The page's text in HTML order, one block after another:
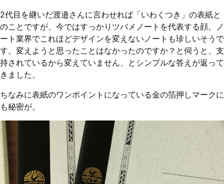
2代目を継いだ渡邉さんに言わせれば「いわくつき」の表紙と
のことですが、今ではすっかりツバメノートを代表する顔。ノ
ート業界でこれほどデザインを変えないノートも珍しいそうで
す。変えようと思ったことはなかったのですか？と伺うと、支
持されているから変えていません、とシンプルな答えが返って
きました。
ちなみに表紙のワンポイントになっている金の箔押しマークに
も秘密が。